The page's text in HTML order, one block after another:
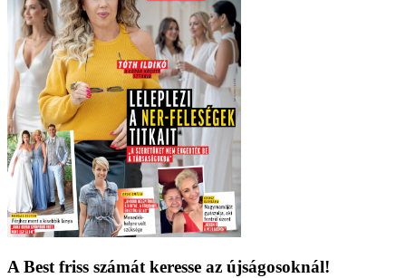
A Best friss számát keresse az újságosoknál!